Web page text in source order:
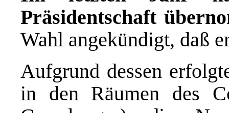
Präsidentschaft
Wahl angekündigt, daß
Aufgrund dessen
in den Räumen des